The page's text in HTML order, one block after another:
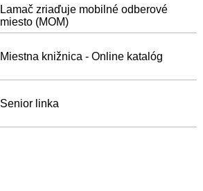
Lamač zriaďuje mobilné odberové
miesto (MOM)
Miestna knižnica - Online katalóg
Senior linka